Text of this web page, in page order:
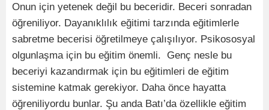
Onun için yetenek değil bu beceridir. Beceri sonradan
öğreniliyor. Dayanıklılık eğitimi tarzında eğitimlerle
sabretme becerisi öğretilmeye çalışılıyor. Psikososyal
olgunlaşma için bu eğitim önemli. Genç nesle bu
beceriyi kazandırmak için bu eğitimleri de eğitim
sistemine katmak gerekiyor. Daha önce hayatta
öğreniliyordu bunlar. Şu anda Batı’da özellikle eğitim